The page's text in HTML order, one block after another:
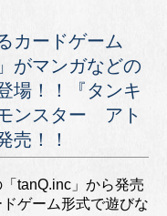
カードゲーム
がマンガなどの
場！！『タンキ
ンスター アト
売！！
tanQ.inc」から発売
ゲーム形式で遊びな